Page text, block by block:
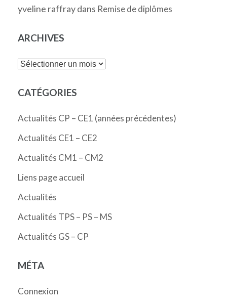
yveline raffraydans Remise de diplômes
ARCHIVES
Archives
CATÉGORIES
Actualités CP – CE1 (années précédentes)
Actualités CE1 – CE2
Actualités CM1 – CM2
Liens page accueil
Actualités
Actualités TPS – PS – MS
Actualités GS – CP
MÉTA
Connexion